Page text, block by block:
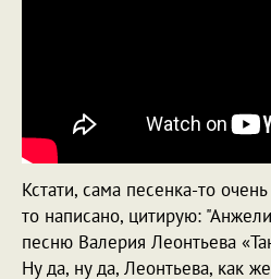
Кстати, сама песенка-то
то написано, цитирую:
песню Валерия Леонтьева
Ну да, ну да, Леонтьева, как